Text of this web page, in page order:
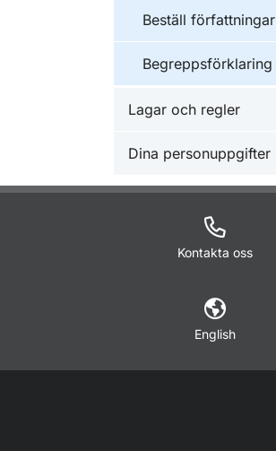
Beställ författningar
Begreppsförklaring
Lagar och regler
Dina personuppgifter
Kontakta oss
English